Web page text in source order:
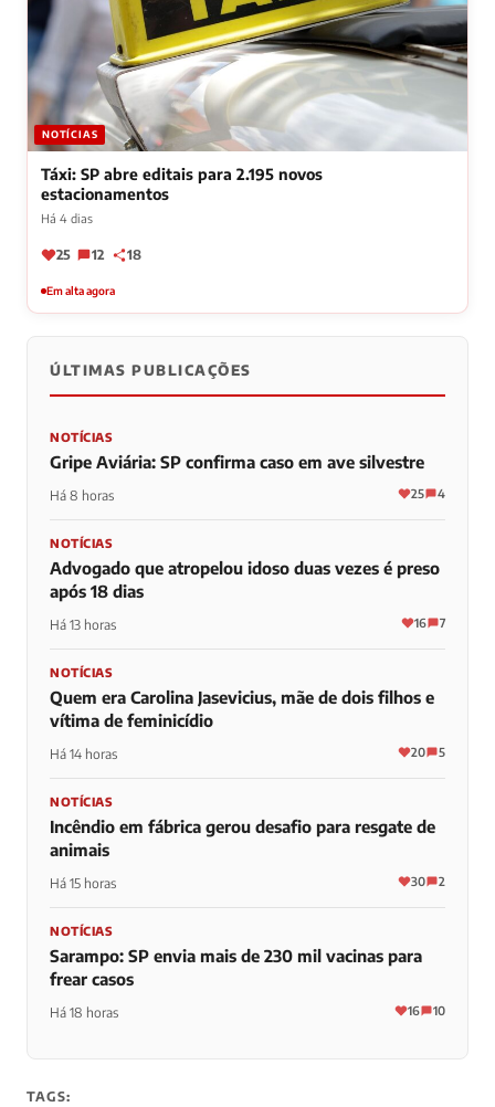
NOTÍCIAS
Táxi: SP abre editais para 2.195 novos
estacionamentos
Há 4 dias
25 12 18
Em alta agora
ÚLTIMAS PUBLICAÇÕES
NOTÍCIAS
Gripe Aviária: SP confirma caso em ave silvestre
Há 8 horas 25 4
NOTÍCIAS
Advogado que atropelou idoso duas vezes é preso
após 18 dias
Há 13 horas 16 7
NOTÍCIAS
Quem era Carolina Jasevicius, mãe de dois filhos e
vítima de feminicídio
Há 14 horas 20 5
NOTÍCIAS
Incêndio em fábrica gerou desafio para resgate de
animais
Há 15 horas 30 2
NOTÍCIAS
Sarampo: SP envia mais de 230 mil vacinas para
frear casos
Há 18 horas 16 10
TAGS: